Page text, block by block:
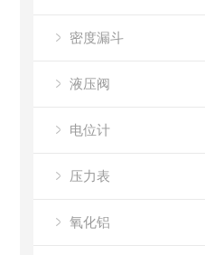
密度漏斗
液压阀
电位计
压力表
氧化铝